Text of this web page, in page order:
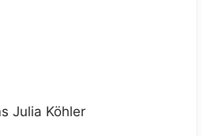
Julia Köhler